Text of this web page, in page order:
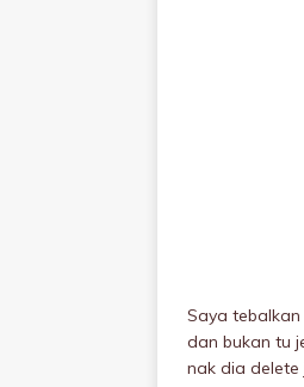
Saya
dan bukan tu
nak dia